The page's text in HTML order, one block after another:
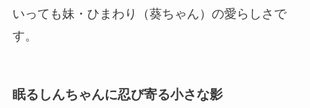
いっても妹・ひまわり（葵ちゃん）の愛らしさで
す。
眠るしんちゃんに忍び寄る小さな影